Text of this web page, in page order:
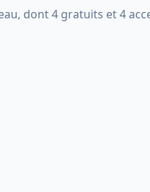
dont 4 gratuits et 4